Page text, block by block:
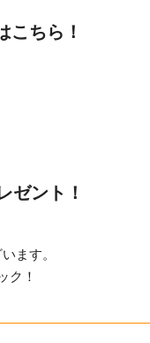
こちら！
ゼント！
ます。
ク！